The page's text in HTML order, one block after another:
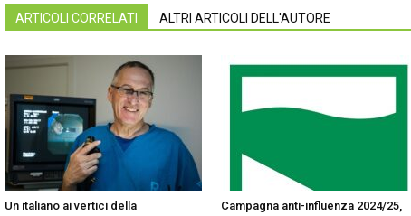
ARTICOLI CORRELATI ALTRI ARTICOLI DELL'AUTORE
Un italiano ai vertici della
Campagna anti-influenza 2024/25,